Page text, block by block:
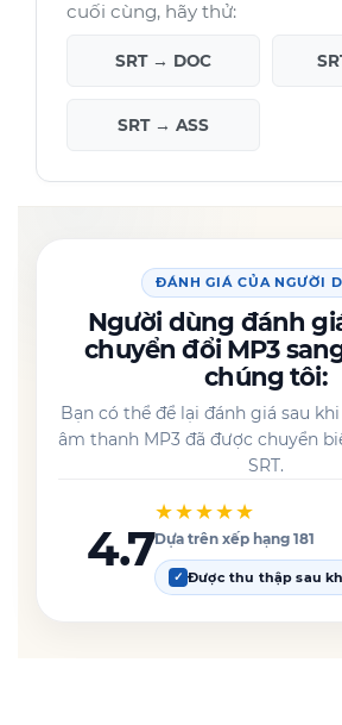
cuối cùng, hãy thử:
SRT → DOC
SRT → ASS
ĐÁNH GIÁ CỦA NGƯỜI
Người dùng đánh
chuyển đổi MP3
chúng tôi:
Bạn có thể để lại đánh giá sau
âm thanh MP3 đã được chuyển
SRT.
4.7
★★★★★
Dựa trên xếp hạng 181
✓ Được thu thập sau